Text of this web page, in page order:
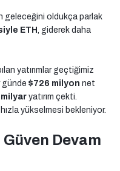
geleceğini oldukça parlak
ETH , giderek daha
yatırımlar geçtiğimiz
günde $726 milyon net
milyaryatırım çekti.
hızla yükselmesi bekleniyor.
Devam